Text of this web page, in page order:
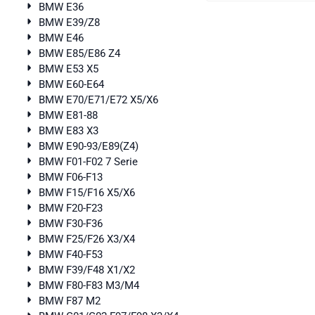
BMW E36
BMW E39/Z8
BMW E46
BMW E85/E86 Z4
BMW E53 X5
BMW E60-E64
BMW E70/E71/E72 X5/X6
BMW E81-88
BMW E83 X3
BMW E90-93/E89(Z4)
BMW F01-F02 7 Serie
BMW F06-F13
BMW F15/F16 X5/X6
BMW F20-F23
BMW F30-F36
BMW F25/F26 X3/X4
BMW F40-F53
BMW F39/F48 X1/X2
BMW F80-F83 M3/M4
BMW F87 M2